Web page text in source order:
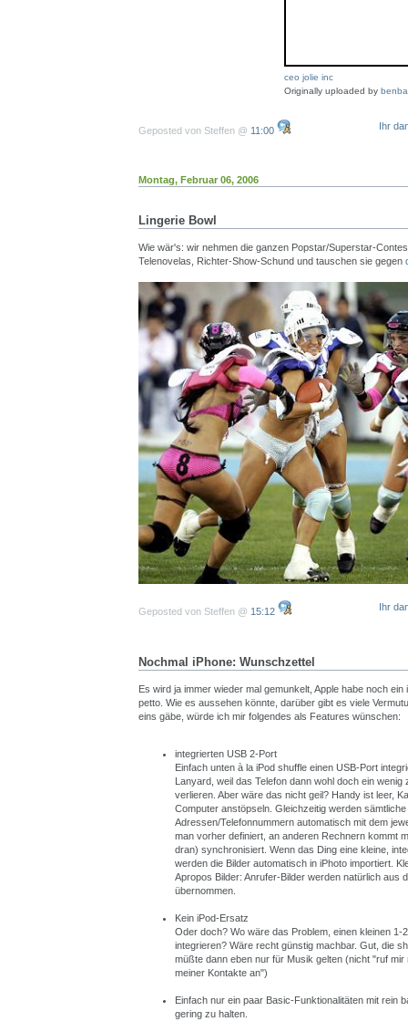
ceo jolie inc
Originally uploaded by
Geposted von Steffen @ 11:00 Ihr
Montag, Februar 06, 2006
Lingerie Bowl
Wie wär's: wir nehmen die ganzen Popstar/Superstar-
Telenovelas, Richter-Show-Schund und tauschen sie gegen
Geposted von Steffen @ 15:12 Ihr
Nochmal iPhone: Wunschzettel
Es wird ja immer wieder mal gemunkelt, Apple habe noch ein
petto. Wie es aussehen könnte, darüber gibt es viele
eins gäbe, würde ich mir folgendes als Features wünschen:
integrierten USB 2-Port
Einfach unten à la iPod shuffle einen USB-Port
Lanyard, weil das Telefon dann wohl doch ein
verlieren. Aber wäre das nicht geil? Handy ist leer,
Computer anstöpseln. Gleichzeitig werden sämtliche
Adressen/Telefonnummern automatisch mit dem
man vorher definiert, an anderen Rechnern kommt
dran) synchronisiert. Wenn das Ding eine kleine,
werden die Bilder automatisch in iPhoto importiert.
Apropos Bilder: Anrufer-Bilder werden natürlich aus
übernommen.
Kein iPod-Ersatz
Oder doch? Wo wäre das Problem, einen kleinen 1-
integrieren? Wäre recht günstig machbar. Gut, die
müßte dann eben nur für Musik gelten (nicht "ruf mir
meiner Kontakte an")
Einfach nur ein paar Basic-Funktionalitäten mit rein
gering zu halten.